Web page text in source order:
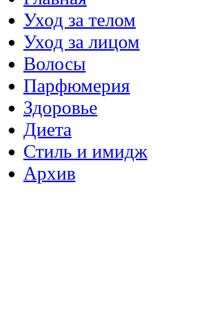
Уход за телом
Уход за лицом
Волосы
Парфюмерия
Здоровье
Диета
Стиль и имидж
Архив